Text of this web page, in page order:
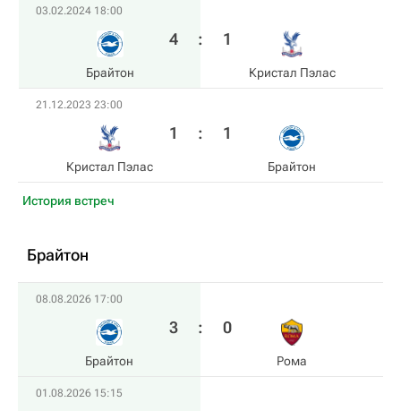
03.02.2024 18:00
Брайтон
4 : 1
Кристал Пэлас
21.12.2023 23:00
Кристал Пэлас
1 : 1
Брайтон
История встреч
Брайтон
08.08.2026 17:00
Брайтон
3 : 0
Рома
01.08.2026 15:15